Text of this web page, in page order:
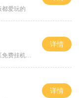
都爱玩的
挂机活动
详情
详情